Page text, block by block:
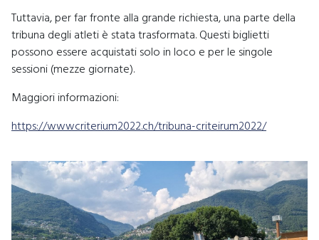
Tuttavia, per far fronte alla grande richiesta, una parte della
tribuna degli atleti è stata trasformata. Questi biglietti
possono essere acquistati solo in loco e per le singole
sessioni (mezze giornate).
Maggiori informazioni:
https://wwwcriterium2022.ch/tribuna-criteirum2022/